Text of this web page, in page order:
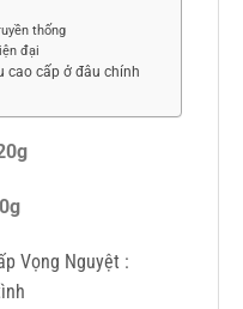
thống
đại
cao cấp ở đâu chính
Vọng Nguyệt :